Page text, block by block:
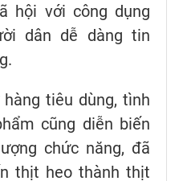
hội với công dụng
dân dễ dàng tin
tiêu dùng, tình
cũng diễn biến
chức năng, đã
thịt heo thành thịt